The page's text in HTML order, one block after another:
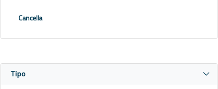
Cancella
Tipo